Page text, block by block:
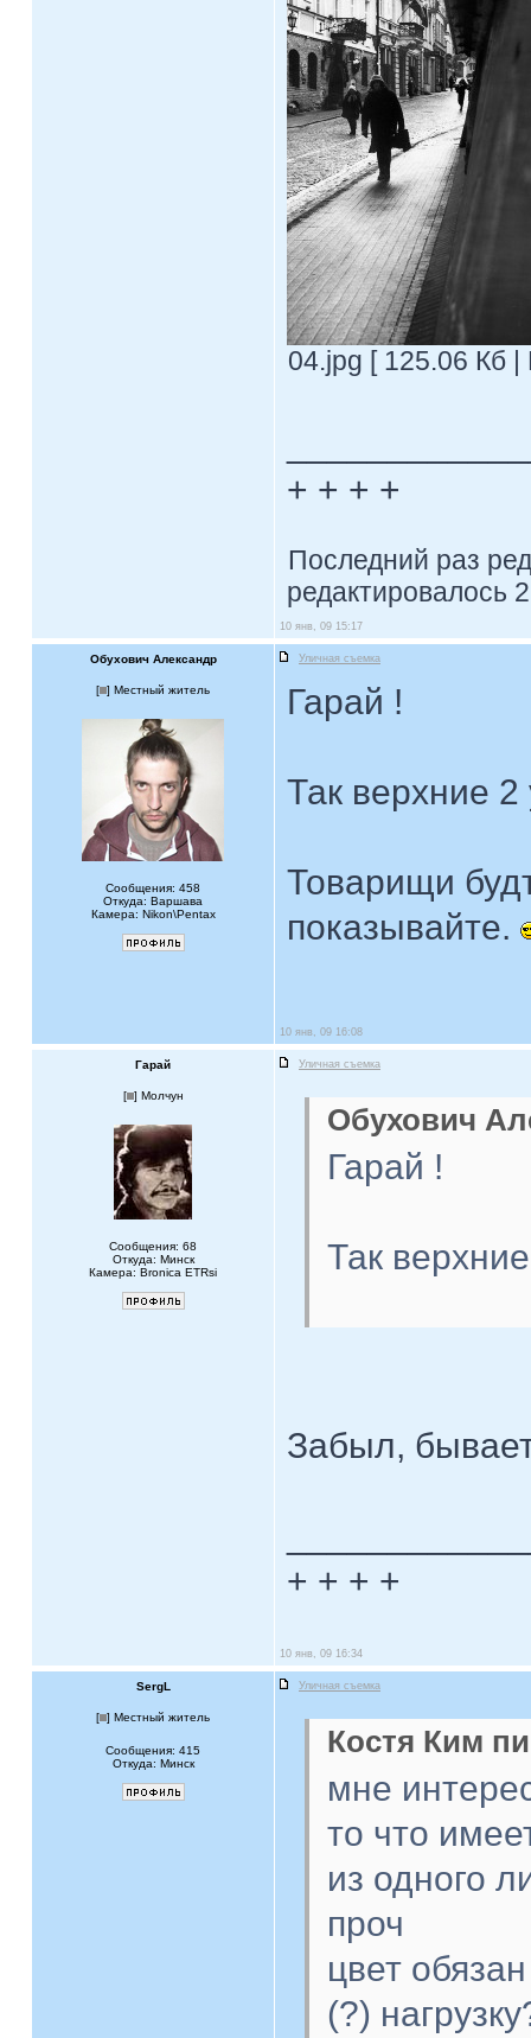
04.jpg [ 125.06 Кб
+ + + +
Последний раз
редактировалось
10 янв, 09 15:17
Обухович Александр Уличная съемка
[ ] Местный житель
Сообщения: 458
Откуда: Варшава
Камера: Nikon\Pentax
Гарай !
Так верхние
Товарищи
показывайте.
10 янв, 09 16:08
Гарай Уличная съемка
[ ] Молчун
Сообщения: 68
Откуда: Минск
Камера: Bronica ETRsi
Обухович
Гарай !
Так
Забыл,
+ + + +
10 янв, 09 16:34
SergL Уличная съемка
[ ] Местный житель
Сообщения: 415
Откуда: Минск
Костя Ким
мне
то что
из одного
проч
цвет
(?)